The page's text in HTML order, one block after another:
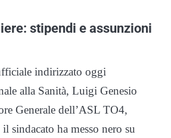
stipendi e assunzioni
indirizzato oggi
alla Sanità, Luigi Genesio
Generale dell’ASL TO4,
sindacato ha messo nero su